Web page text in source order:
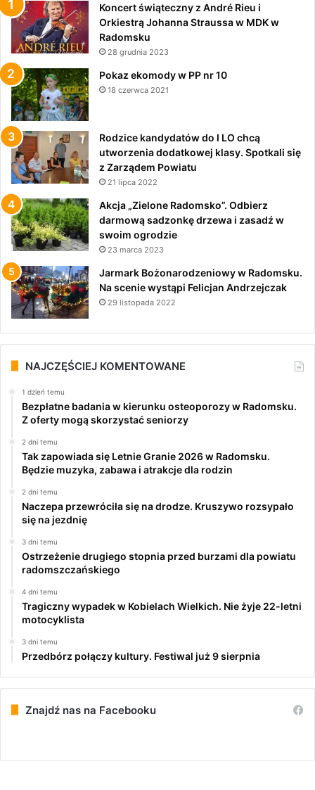
Koncert świąteczny z André Rieu i
Orkiestrą Johanna Straussa w MDK w
Radomsku
28 grudnia 2023
Pokaz ekomody w PP nr 10
18 czerwca 2021
Rodzice kandydatów do I LO chcą
utworzenia dodatkowej klasy. Spotkali się
z Zarządem Powiatu
21 lipca 2022
Akcja „Zielone Radomsko”. Odbierz
darmową sadzonkę drzewa i zasadź w
swoim ogrodzie
23 marca 2023
Jarmark Bożonarodzeniowy w Radomsku.
Na scenie wystąpi Felicjan Andrzejczak
29 listopada 2022
NAJCZĘŚCIEJ KOMENTOWANE
1 dzień temu
Bezpłatne badania w kierunku osteoporozy w Radomsku.
Z oferty mogą skorzystać seniorzy
2 dni temu
Tak zapowiada się Letnie Granie 2026 w Radomsku.
Będzie muzyka, zabawa i atrakcje dla rodzin
2 dni temu
Naczepa przewróciła się na drodze. Kruszywo rozsypało
się na jezdnię
3 dni temu
Ostrzeżenie drugiego stopnia przed burzami dla powiatu
radomszczańskiego
4 dni temu
Tragiczny wypadek w Kobielach Wielkich. Nie żyje 22-letni
motocyklista
3 dni temu
Przedbórz połączy kultury. Festiwal już 9 sierpnia
Znajdź nas na Facebooku